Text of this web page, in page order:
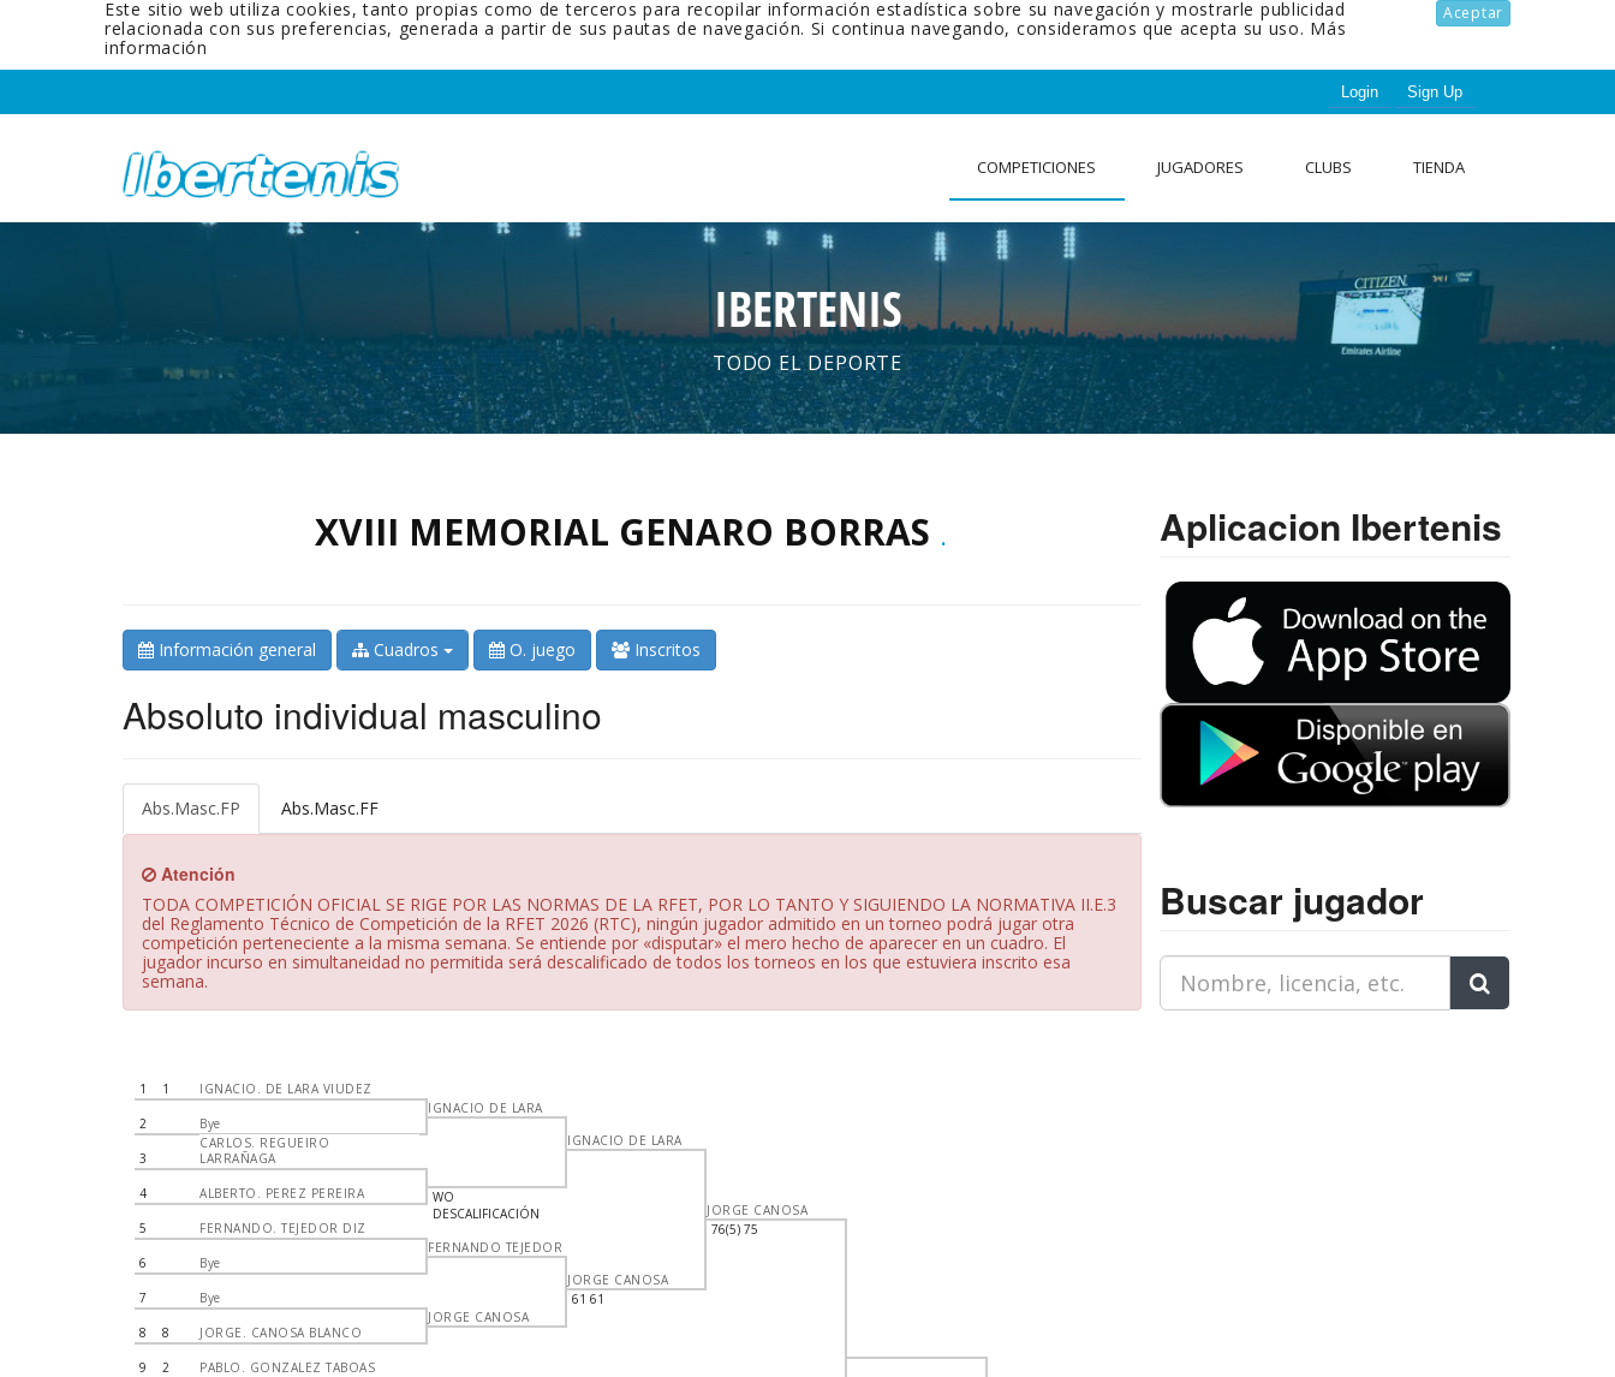
Aceptar
Este sitio web utiliza cookies, tanto propias como de terceros para recopilar información estadística sobre su navegación y mostrarle publicidad
relacionada con sus preferencias, generada a partir de sus pautas de navegación. Si continua navegando, consideramos que acepta su uso. Más
información
Login Sign Up
COMPETICIONES JUGADORES CLUBS TIENDA
IBERTENIS
TODO EL DEPORTE
XVIII MEMORIAL GENARO BORRAS .
Información general Cuadros O. juego Inscritos
Absoluto individual masculino
Abs.Masc.FP Abs.Masc.FF
Atención
TODA COMPETICIÓN OFICIAL SE RIGE POR LAS NORMAS DE LA RFET, POR LO TANTO Y SIGUIENDO LA NORMATIVA II.E.3
del Reglamento Técnico de Competición de la RFET 2026 (RTC), ningún jugador admitido en un torneo podrá jugar otra
competición perteneciente a la misma semana. Se entiende por «disputar» el mero hecho de aparecer en un cuadro. El
jugador incurso en simultaneidad no permitida será descalificado de todos los torneos en los que estuviera inscrito esa
semana.
1 1 IGNACIO. DE LARA VIUDEZ
2 Bye
3
CARLOS. REGUEIRO
LARRAÑAGA
4 ALBERTO. PEREZ PEREIRA
5 FERNANDO. TEJEDOR DIZ
6 Bye
7 Bye
8 8 JORGE. CANOSA BLANCO
9 2 PABLO. GONZALEZ TABOAS
IGNACIO DE LARA
WO
DESCALIFICACIÓN
FERNANDO TEJEDOR
JORGE CANOSA
IGNACIO DE LARA
JORGE CANOSA
61 61
JORGE CANOSA
76(5) 75
Aplicacion Ibertenis
Buscar jugador